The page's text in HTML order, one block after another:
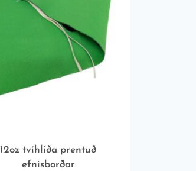
12oz tvíhliða prentuð
efnisborðar